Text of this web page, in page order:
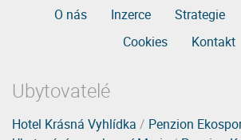
O nás Inzerce Strategie
Cookies
Kontakt
Ubytovatelé
Hotel Krásná Vyhlídka / Penzion